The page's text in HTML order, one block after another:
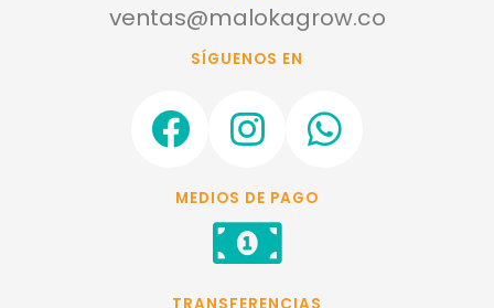
ventas@malokagrow.co
SÍGUENOS EN
F
a
c
I
n
s
t
a
W
h
MEDIOS DE PAGO
TRANSFERENCIAS